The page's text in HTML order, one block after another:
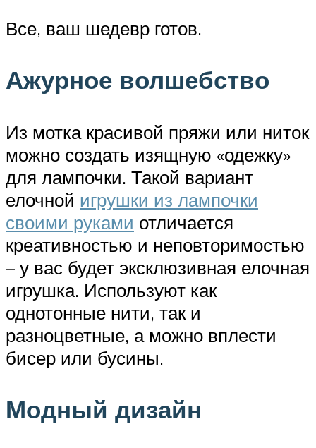
Все, ваш шедевр готов.
Ажурное волшебство
Из мотка красивой пряжи или ниток
можно создать изящную «одежку»
для лампочки. Такой вариант
елочной игрушки из лампочки
своими руками отличается
креативностью и неповторимостью
– у вас будет эксклюзивная елочная
игрушка. Используют как
однотонные нити, так и
разноцветные, а можно вплести
бисер или бусины.
Модный дизайн